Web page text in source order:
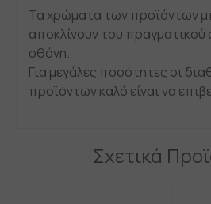
Τα χρώματα των προϊόντων
αποκλίνουν του
οθόνη.
Για μεγάλες ποσότητες οι
προϊόντων καλό είναι να
Σχετικά